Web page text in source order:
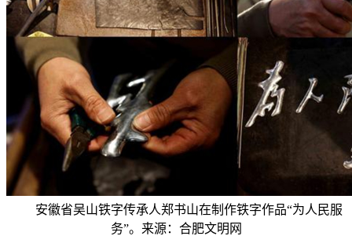
安徽省吴山铁字传承人郑书山在制作铁字作品“为人民服
务”。来源：合肥文明网